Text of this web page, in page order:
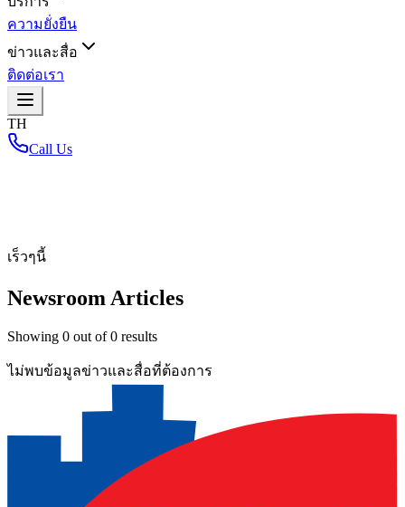
ความยั่งยืน
ข่าวและสื่อ
ติดต่อเรา
TH
Call Us
เร็วๆนี้
Newsroom Articles
Showing 0 out of0 results
ไม่พบข้อมูลข่าวและสื่อที่ต้องการ